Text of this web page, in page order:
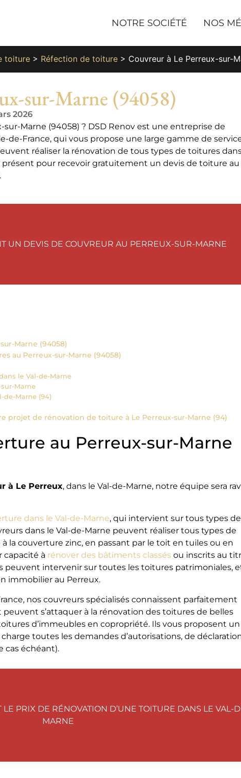
NOTRE SOCIÉTÉ NOS
toiture > Réfection de toiture > Couvreur à Le Perreux-sur-
sur-Marne (94058)
2026
Marne (94058) ? DSD Renov est une entreprise de
de-France, qui vous propose une large gamme de
réaliser la rénovation de tous types de toitures
présent pour recevoir gratuitement un devis de toiture au
UN DEVIS DE COUVREUR AU PERREUX-SUR-MARNE
Marne (94058)
au Perreux-sur-Marne (94058)
le Val-de-Marne
Marne
de-Marne (94)
projet de rénovation de toiture à Le Perreux-sur-Marne (94)
au Perreux-sur-Marne
à Le Perreux, dans le Val-de-Marne, notre équipe sera
dans le Val-de-Marne, qui intervient sur tous types de
dans le Val-de-Marne peuvent réaliser tous types de
la couverture zinc, en passant par le toit en tuiles ou en
capacité à rénover des bâtiments classésou inscrits au
intervenir sur toutes les toitures patrimoniales,
immobilier au Perreux.
nos couvreurs spécialisés connaissent parfaitement
peuvent s’attaquer à la rénovation des toitures de belles
d’immeubles en copropriété. Ils vous proposent un
toutes les demandes d’autorisations, de
cas échéant).
LE PRIX DE RÉNOVATION D’UNE TOITURE DANS LE VAL-
MARNE